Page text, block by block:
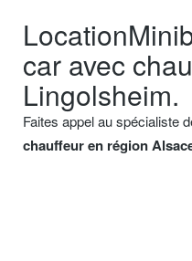
car avec
Lingolsheim.
Faites appel au spécialiste
chauffeur en région